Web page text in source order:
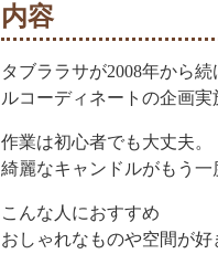
内容
タブララサが2008年から
ルコーディネートの企画実
作業は初心者でも大丈夫。
綺麗なキャンドルがもう
こんな人におすすめ
おしゃれなものや空間が好